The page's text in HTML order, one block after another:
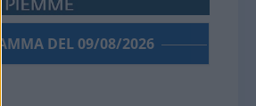
DEL 09/08/2026